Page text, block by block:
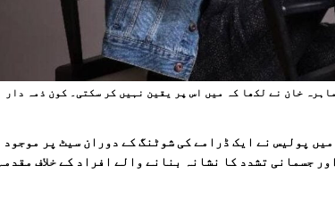
خان نے لکھا کہ میں اس پر یقین نہیں کر سکتی۔ کون ذمہ دار
پولیس نے ایک ڈرامے کی شوٹنگ کے دوران سیٹ پر موجود
جسمانی تشدد کا نشانہ بنانے والے افراد کے خلاف مقدمہ